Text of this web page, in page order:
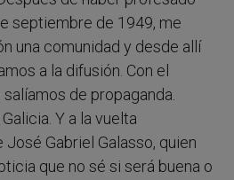
septiembre de 1949, me
una comunidad y desde allí
a la difusión. Con el
de propaganda.
Y a la vuelta
Gabriel Galasso, quien
que no sé si será buena o